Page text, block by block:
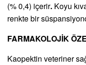
(% 0,4) içerir. Koyu
renkte bir
FARMAKOLOJİK
Kaopektin veteriner